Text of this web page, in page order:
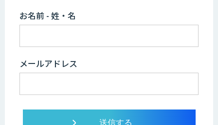
お名前 - 姓・名
メールアドレス